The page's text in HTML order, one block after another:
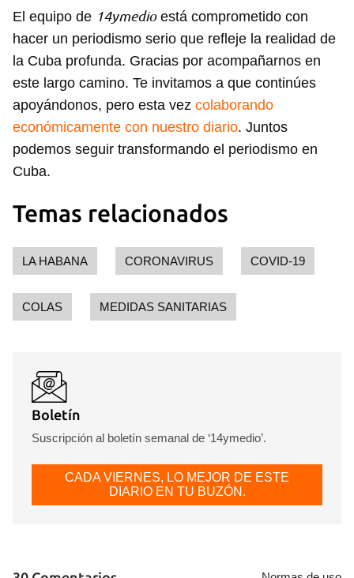
INICIAR SESIÓN CANCELAR
El equipo de 14ymedioestá comprometido con
hacer un periodismo serio que refleje la realidad de
la Cuba profunda. Gracias por acompañarnos en
este largo camino. Te invitamos a que continúes
apoyándonos, pero esta vez colaborando
económicamente con nuestro diario. Juntos
podemos seguir transformando el periodismo en
Cuba.
Temas relacionados
LA HABANA CORONAVIRUS COVID-19
COLAS MEDIDAS SANITARIAS
Boletín
Suscripción al boletín semanal de ‘14ymedio’.
CADA VIERNES, LO MEJOR DE ESTE
DIARIO EN TU BUZÓN.